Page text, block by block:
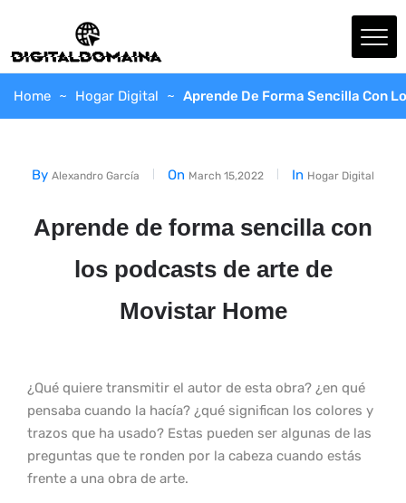
Home Hogar Digital Aprende De Forma Sencilla Con
By Alexandro García On March 15,2022 In Hogar Digital
Aprende de forma sencilla con
los podcasts de arte de
Movistar Home
¿Qué quiere transmitir el autor de esta obra? ¿en qué
pensaba cuando la hacía? ¿qué significan los colores y
trazos que ha usado? Estas pueden ser algunas de las
preguntas que te ronden por la cabeza cuando estás
frente a una obra de arte.